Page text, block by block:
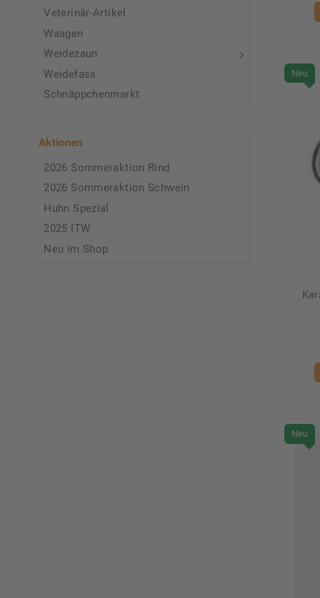
Veterinär-Artikel
Waagen
Weidezaun
Weidefass
Schnäppchenmarkt
Aktionen
2026 Sommeraktion Rind
2026 Sommeraktion Schwein
Huhn Spezial
2025 ITW
Neu im Shop
Neu
Neu